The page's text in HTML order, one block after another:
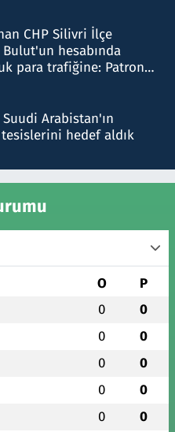
CHP Silivri İlçe
Bulut'un hesabında
para trafiğine: Patron
Arabistan'ın
hedef aldık
O P
0 0
0 0
0 0
0 0
0 0